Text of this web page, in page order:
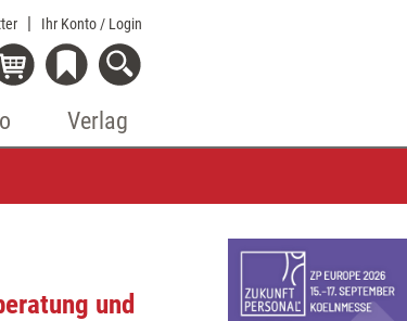
Ihr Konto / Login
Verlag
und